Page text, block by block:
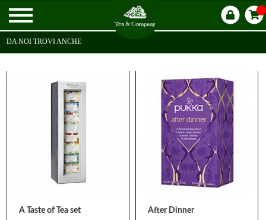
DA NOI TROVI ANCHE
A Taste of Tea set After Dinner